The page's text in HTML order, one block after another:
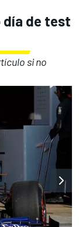
día de test
si no